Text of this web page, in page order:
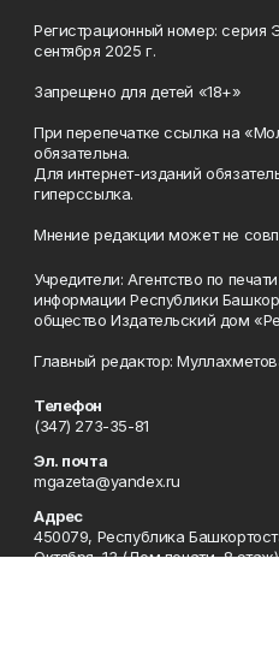
Регистрационный номер:
сентября 2025 г.
Запрещено для детей «18+»
При перепечатке ссылка на
обязательна.
Для интернет-изданий
гиперссылка.
Мнение редакции может не
Учредители: Агентство по
информации Республики
общество Издательский дом
Главный редактор:
Телефон
(347) 273-35-81
Эл. почта
mgazeta@yandex.ru
Адрес
450079, Республика
Октября, 13 (Дом печати, 8 этаж)